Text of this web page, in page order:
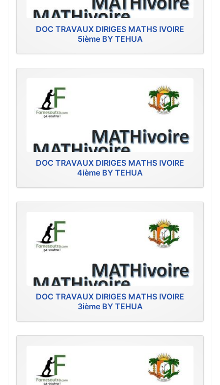
DOC TRAVAUX DIRIGES MATHS IVOIRE
5ième BY TEHUA
DOC TRAVAUX DIRIGES MATHS IVOIRE
4ième BY TEHUA
DOC TRAVAUX DIRIGES MATHS IVOIRE
3ième BY TEHUA